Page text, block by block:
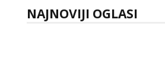
NAJNOVIJI OGLASI